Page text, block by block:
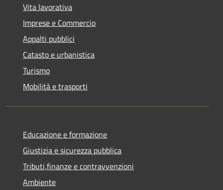
Vita lavorativa
Imprese e Commercio
Appalti pubblici
Catasto e urbanistica
Turismo
Mobilità e trasporti
Educazione e formazione
Giustizia e sicurezza pubblica
Tributi,finanze e contravvenzioni
Ambiente